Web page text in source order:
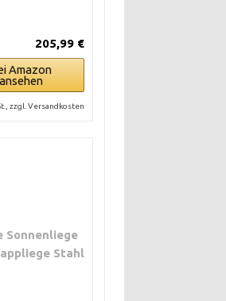
205,99 €
Amazon
ansehen
zzgl. Versandkosten
Sonnenliege
Stahl